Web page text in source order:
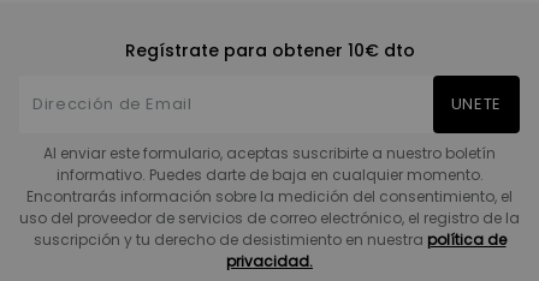
Regístrate para obtener 10€ dto
UNETE
Al enviar este formulario, aceptas suscribirte a nuestro boletín
informativo. Puedes darte de baja en cualquier momento.
Encontrarás información sobre la medición del consentimiento, el
uso del proveedor de servicios de correo electrónico, el registro de la
suscripción y tu derecho de desistimiento en nuestra política de
privacidad.